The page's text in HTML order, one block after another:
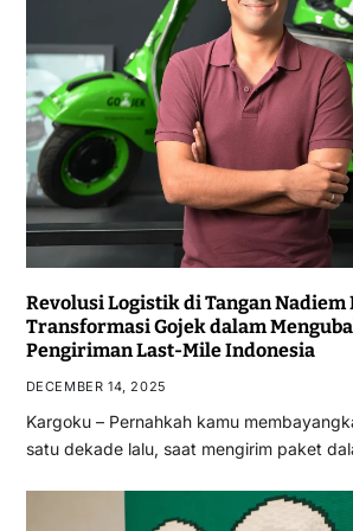
Revolusi Logistik di Tangan
Transformasi Gojek dalam
Pengiriman Last-Mile Indonesia
DECEMBER 14, 2025
Kargoku – Pernahkah kamu
satu dekade lalu, saat mengirim paket